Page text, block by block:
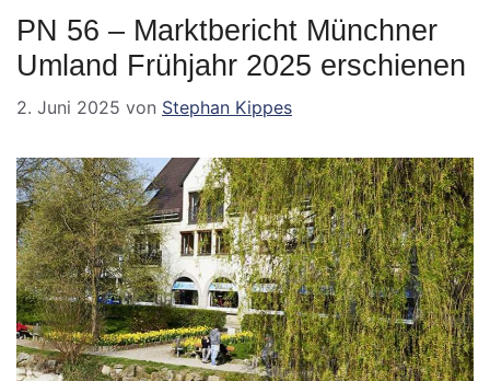
PN 56 – Marktbericht Münchner
Umland Frühjahr 2025 erschienen
2. Juni 2025 von Stephan Kippes